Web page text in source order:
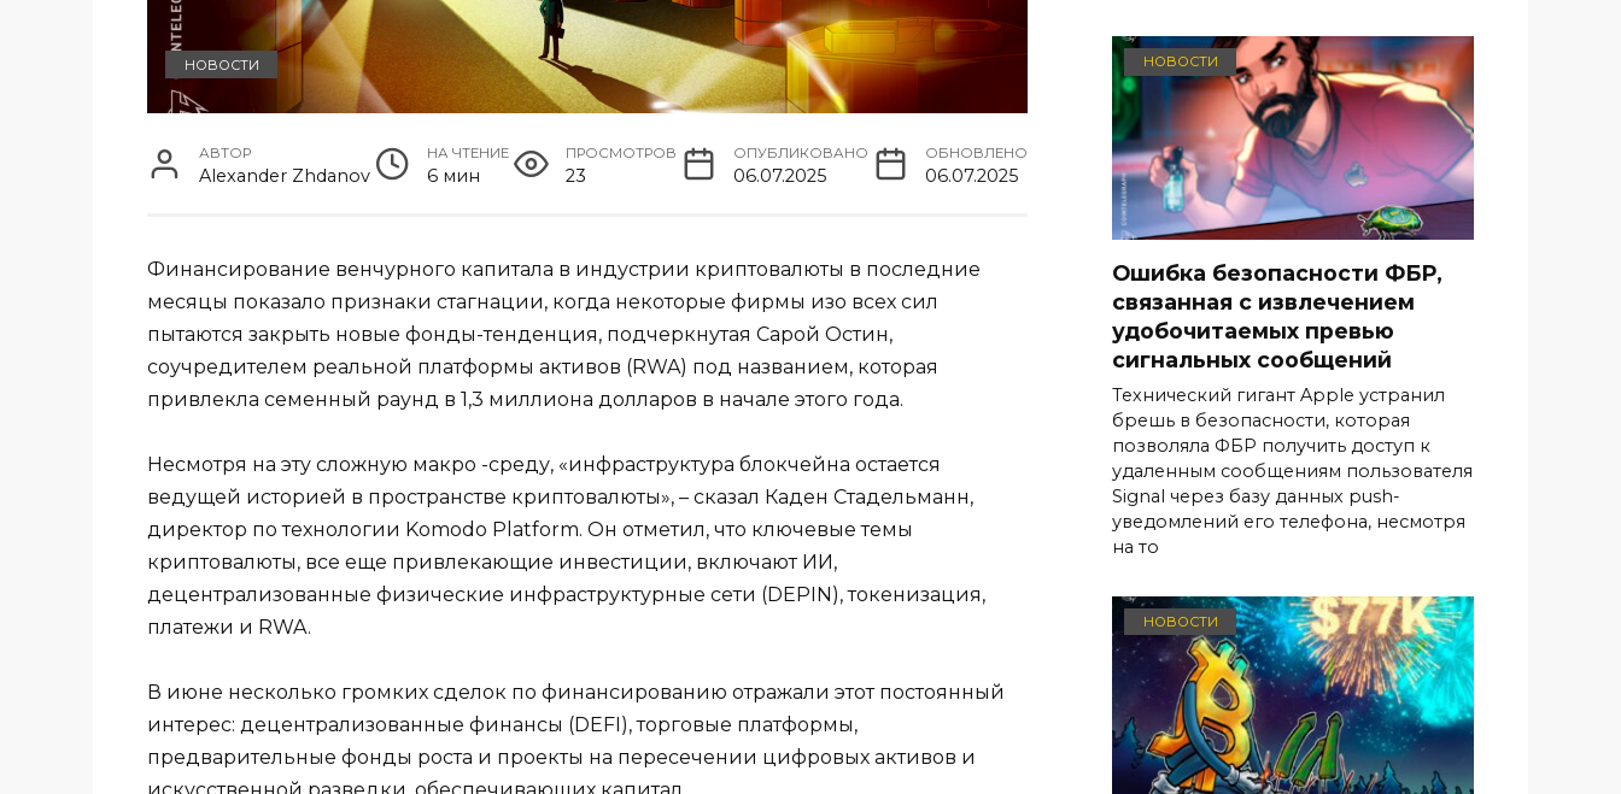
НОВОСТИ
АВТОР
Alexander Zhdanov
НА ЧТЕНИЕ
6 мин
ПРОСМОТРОВ
23
ОПУБЛИКОВАНО
06.07.2025
ОБНОВЛЕНО
06.07.2025
Финансирование венчурного капитала в индустрии криптовалюты в последние
месяцы показало признаки стагнации, когда некоторые фирмы изо всех сил
пытаются закрыть новые фонды-тенденция, подчеркнутая Сарой Остин,
соучредителем реальной платформы активов (RWA) под названием, которая
привлекла семенный раунд в 1,3 миллиона долларов в начале этого года.
Несмотря на эту сложную макро -среду, «инфраструктура блокчейна остается
ведущей историей в пространстве криптовалюты», – сказал Каден Стадельманн,
директор по технологии Komodo Platform. Он отметил, что ключевые темы
криптовалюты, все еще привлекающие инвестиции, включают ИИ,
децентрализованные физические инфраструктурные сети (DEPIN), токенизация,
платежи и RWA.
В июне несколько громких сделок по финансированию отражали этот постоянный
интерес: децентрализованные финансы (DEFI), торговые платформы,
предварительные фонды роста и проекты на пересечении цифровых активов и
НОВОСТИ
Ошибка безопасности ФБР,
связанная с извлечением
удобочитаемых превью
сигнальных сообщений
Технический гигант Apple устранил
брешь в безопасности, которая
позволяла ФБР получить доступ к
удаленным сообщениям пользователя
Signal через базу данных push-
уведомлений его телефона, несмотря
на то
НОВОСТИ